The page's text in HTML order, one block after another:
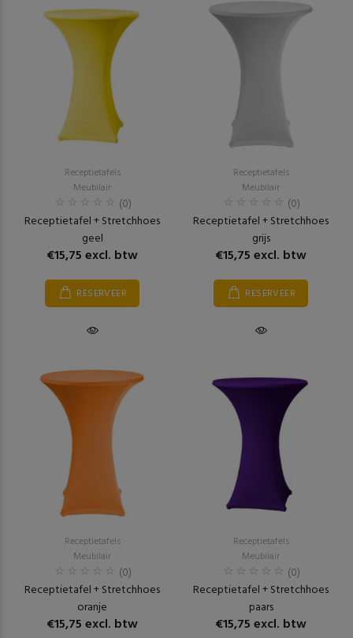
Receptietafels
Meubilair
(0)
Receptietafel + Stretchhoes
geel
€15,75 excl. btw
RESERVEER
Receptietafels
Meubilair
(0)
Receptietafel + Stretchhoes
grijs
€15,75 excl. btw
RESERVEER
Receptietafels
Meubilair
(0)
Receptietafel + Stretchhoes
oranje
€15,75 excl. btw
Receptietafels
Meubilair
(0)
Receptietafel + Stretchhoes
paars
€15,75 excl. btw